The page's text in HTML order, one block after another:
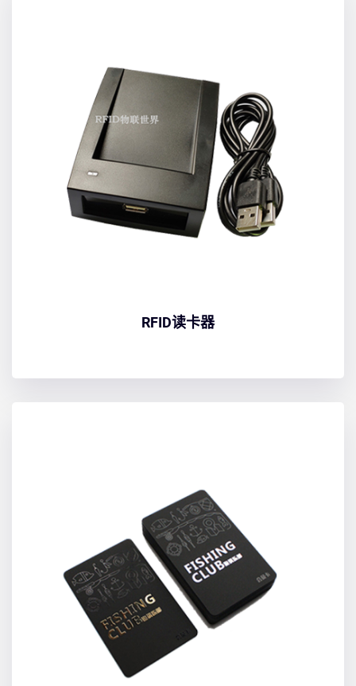
RFID读卡器